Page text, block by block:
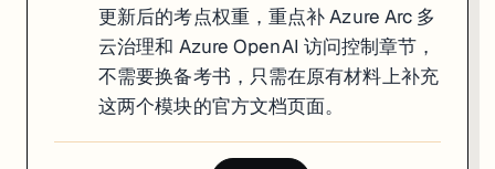
更新后的考点权重，重点补 Azure Arc 多
云治理和 Azure OpenAI 访问控制章节，
不需要换备考书，只需在原有材料上补充
这两个模块的官方文档页面。